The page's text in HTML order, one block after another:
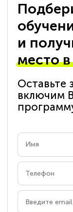
и
место
Оставьте
включим